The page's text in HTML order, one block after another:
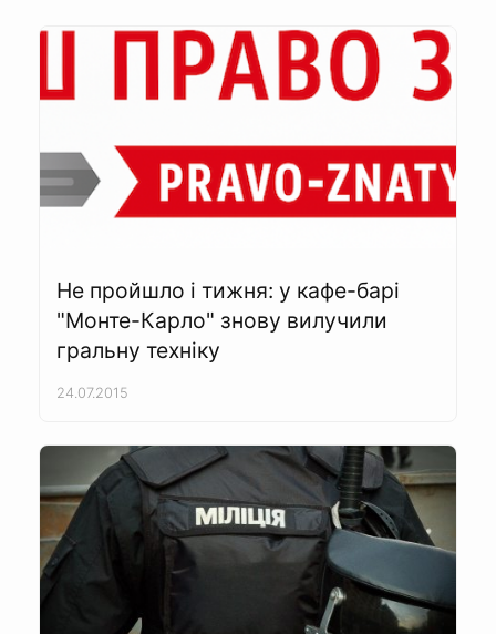
Не пройшло і тижня: у кафе-барі
"Монте-Карло" знову вилучили
гральну техніку
24.07.2015